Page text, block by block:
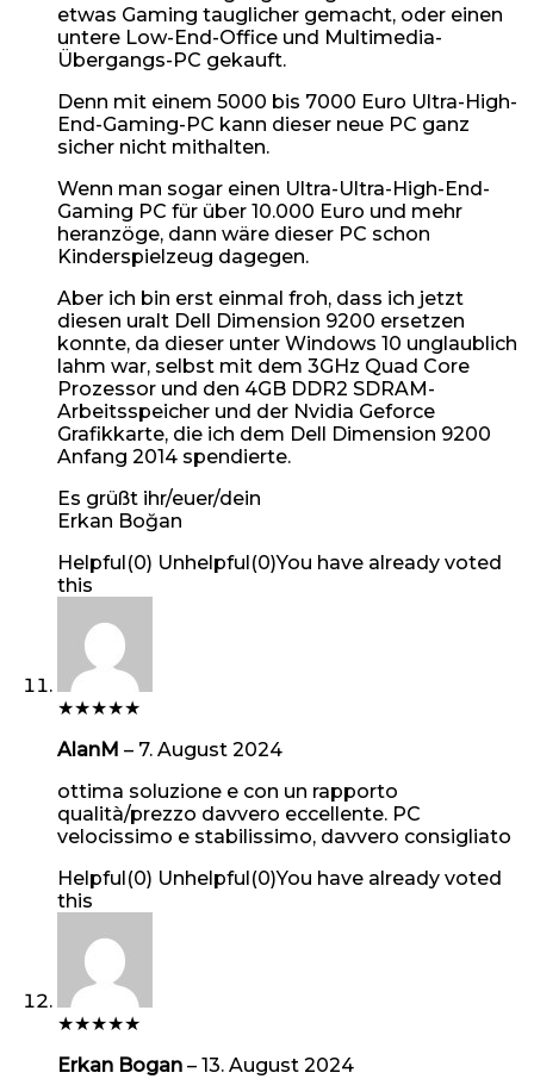
etwas Gaming tauglicher gemacht, oder einen
untere Low-End-Office und Multimedia-
Übergangs-PC gekauft.
Denn mit einem 5000 bis 7000 Euro Ultra-High-
End-Gaming-PC kann dieser neue PC ganz
sicher nicht mithalten.
Wenn man sogar einen Ultra-Ultra-High-End-
Gaming PC für über 10.000 Euro und mehr
heranzöge, dann wäre dieser PC schon
Kinderspielzeug dagegen.
Aber ich bin erst einmal froh, dass ich jetzt
diesen uralt Dell Dimension 9200 ersetzen
konnte, da dieser unter Windows 10 unglaublich
lahm war, selbst mit dem 3GHz Quad Core
Prozessor und den 4GB DDR2 SDRAM-
Arbeitsspeicher und der Nvidia Geforce
Grafikkarte, die ich dem Dell Dimension 9200
Anfang 2014 spendierte.
Es grüßt ihr/euer/dein
Erkan Boğan
Helpful(0) Unhelpful(0)You have already voted
this
★★★★★
AlanM – 7. August 2024
ottima soluzione e con un rapporto
qualità/prezzo davvero eccellente. PC
velocissimo e stabilissimo, davvero consigliato
Helpful(0) Unhelpful(0)You have already voted
this
★★★★★
Erkan Bogan – 13. August 2024